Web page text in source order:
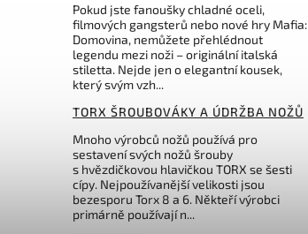
Pokud jste fanoušky chladné oceli,
filmových gangsterů nebo nové hry Mafia:
Domovina, nemůžete přehlédnout
legendu mezi noži – originální italská
stiletta. Nejde jen o elegantní kousek,
který svým vzh...
TORX ŠROUBOVÁKY A ÚDRŽBA NOŽŮ
Mnoho výrobců nožů používá pro
sestavení svých nožů šrouby
s hvězdičkovou hlavičkou TORX se šesti
cípy. Nejpoužívanější velikosti jsou
bezesporu Torx 8 a 6. Někteří výrobci
primárně používají n...